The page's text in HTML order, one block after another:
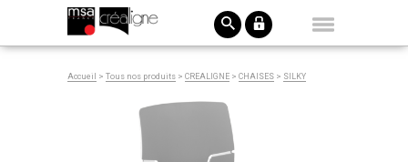
Accueil > Tous nos produits > CREALIGNE > CHAISES > SILKY